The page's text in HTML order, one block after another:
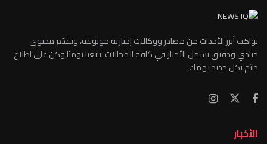
نواكب أبرز الأحداث من مصادر ووكالات إخبارية موثوقة، ونقدّم محتوى
حيادي ودقيق يشمل الأخبار في كافة المجالات. تابعنا يوميًا وكن على اطلاع
دائم بكل جديد يهمك.
الأخبار